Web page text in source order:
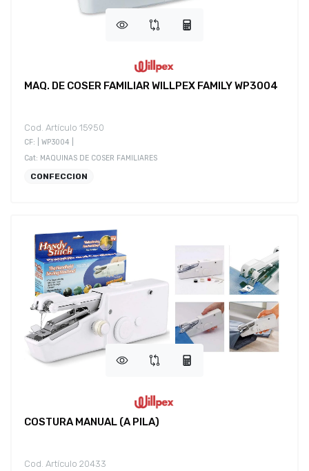
MAQ. DE COSER FAMILIAR WILLPEX FAMILY WP3004
Cod. Artículo 15950
CF: | WP3004 |
Cat: MAQUINAS DE COSER FAMILIARES
CONFECCION
COSTURA MANUAL (A PILA)
Cod. Artículo 20433